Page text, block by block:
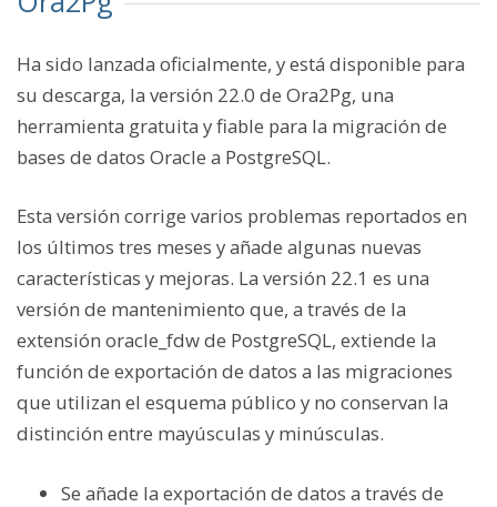
Ha sido lanzada oficialmente, y está disponible para
su descarga, la versión 22.0 de Ora2Pg, una
herramienta gratuita y fiable para la migración de
bases de datos Oracle a PostgreSQL.
Esta versión corrige varios problemas reportados en
los últimos tres meses y añade algunas nuevas
características y mejoras. La versión 22.1 es una
versión de mantenimiento que, a través de la
extensión oracle_fdw de PostgreSQL, extiende la
función de exportación de datos a las migraciones
que utilizan el esquema público y no conservan la
distinción entre mayúsculas y minúsculas.
Se añade la exportación de datos a través de